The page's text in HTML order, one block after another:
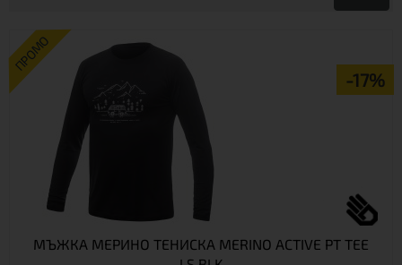
ПРОМО
-17%
МЪЖКА МЕРИНО ТЕНИСКА MERINO ACTIVE PT TEE